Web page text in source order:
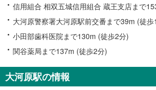
信用組合 相双五城信用組合 蔵王支店まで
大河原警察署大河原駅前交番まで39m (徒歩
小田部歯科医院まで130m (徒歩2分)
関谷薬局まで137m (徒歩2分)
大河原駅の情報